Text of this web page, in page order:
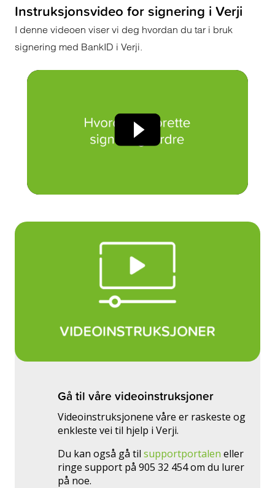
Instruksjonsvideo for signering i Verji
I denne videoen viser vi deg hvordan du tar i bruk
signering med BankID i Verji.
Gå til våre videoinstruksjoner
Videoinstruksjonene våre er raskeste og
enkleste vei til hjelp i Verji.
Du kan også gå til supportportalen eller
ringe support på 905 32 454 om du lurer
på noe.